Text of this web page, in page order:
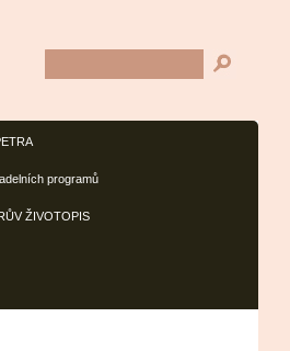
programů
ŽIVOTOPIS